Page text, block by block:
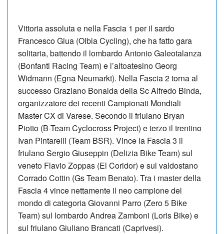
Vittoria assoluta e nella Fascia 1 per il sardo
Francesco Giua (Olbia Cycling), che ha fatto gara
solitaria, battendo il lombardo Antonio Galeotalanza
(Bonfanti Racing Team) e l’altoatesino Georg
Widmann (Egna Neumarkt). Nella Fascia 2 torna al
successo Graziano Bonalda della Sc Alfredo Binda,
organizzatore dei recenti Campionati Mondiali
Master CX di Varese. Secondo il friulano Bryan
Piotto (B-Team Cyclocross Project) e terzo il trentino
Ivan Pintarelli (Team BSR). Vince la Fascia 3 il
friulano Sergio Giuseppin (Delizia Bike Team) sul
veneto Flavio Zoppas (El Coridor) e sul valdostano
Corrado Cottin (Gs Team Benato). Tra i master della
Fascia 4 vince nettamente il neo campione del
mondo di categoria Giovanni Parro (Zero 5 Bike
Team) sul lombardo Andrea Zamboni (Loris Bike) e
sul friulano Giuliano Brancati (Caprivesi).